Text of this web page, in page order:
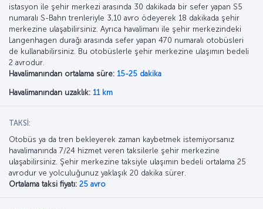
istasyon ile şehir merkezi arasında 30 dakikada bir sefer yapan S5
numaralı S-Bahn trenleriyle 3,10 avro ödeyerek 18 dakikada şehir
merkezine ulaşabilirsiniz. Ayrıca havalimanı ile şehir merkezindeki
Langenhagen durağı arasında sefer yapan 470 numaralı otobüsleri
de kullanabilirsiniz. Bu otobüslerle şehir merkezine ulaşımın bedeli
2 avrodur.
Havalimanından ortalama süre: 15-25 dakika
Havalimanından uzaklık: 11 km
TAKSİ:
Otobüs ya da tren bekleyerek zaman kaybetmek istemiyorsanız
havalimanında 7/24 hizmet veren taksilerle şehir merkezine
ulaşabilirsiniz. Şehir merkezine taksiyle ulaşımın bedeli ortalama 25
avrodur ve yolculuğunuz yaklaşık 20 dakika sürer.
Ortalama taksi fiyatı: 25 avro